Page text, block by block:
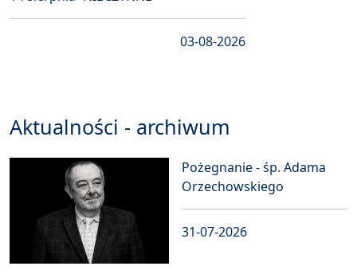
03-08-2026
Aktualności - archiwum
Pożegnanie - śp. Adama
Orzechowskiego
31-07-2026